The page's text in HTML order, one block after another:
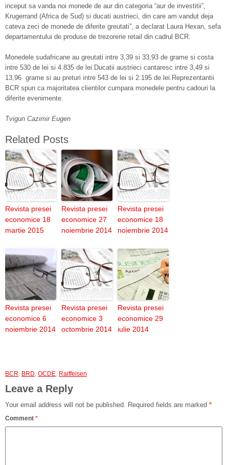
inceput sa vanda noi monede de aur din categoria “aur de investitii”,
Krugerrand (Africa de Sud) si ducati austrieci, din care am vandut deja
cateva zeci de monede de diferite greutati”, a declarat Laura Hexan, sefa
departamentului de produse de trezorerie retail din cadrul BCR.
Monedele sudafricane au greutati intre 3,39 si 33,93 de grame si costa
intre 530 de lei si 4.835 de lei.Ducatii austrieci cantaresc intre 3,49 si
13,96 grame si au preturi intre 543 de lei si 2.195 de lei.Reprezentantii
BCR spun ca majoritatea clientilor cumpara monedele pentru cadouri la
diferite evenimente.
Tvigun Cazimir Eugen
Related Posts
Revista presei
economice 18
martie 2015
Revista presei
economice 27
noiembrie 2014
Revista presei
economice 18
noiembrie 2014
Revista presei
economice 6
noiembrie 2014
Revista presei
economice 3
octombrie 2014
Revista presei
economice 29
iulie 2014
BCR, BRD, OCDE, Raiffeisen
Leave a Reply
Your email address will not be published. Required fields are marked *
Comment *